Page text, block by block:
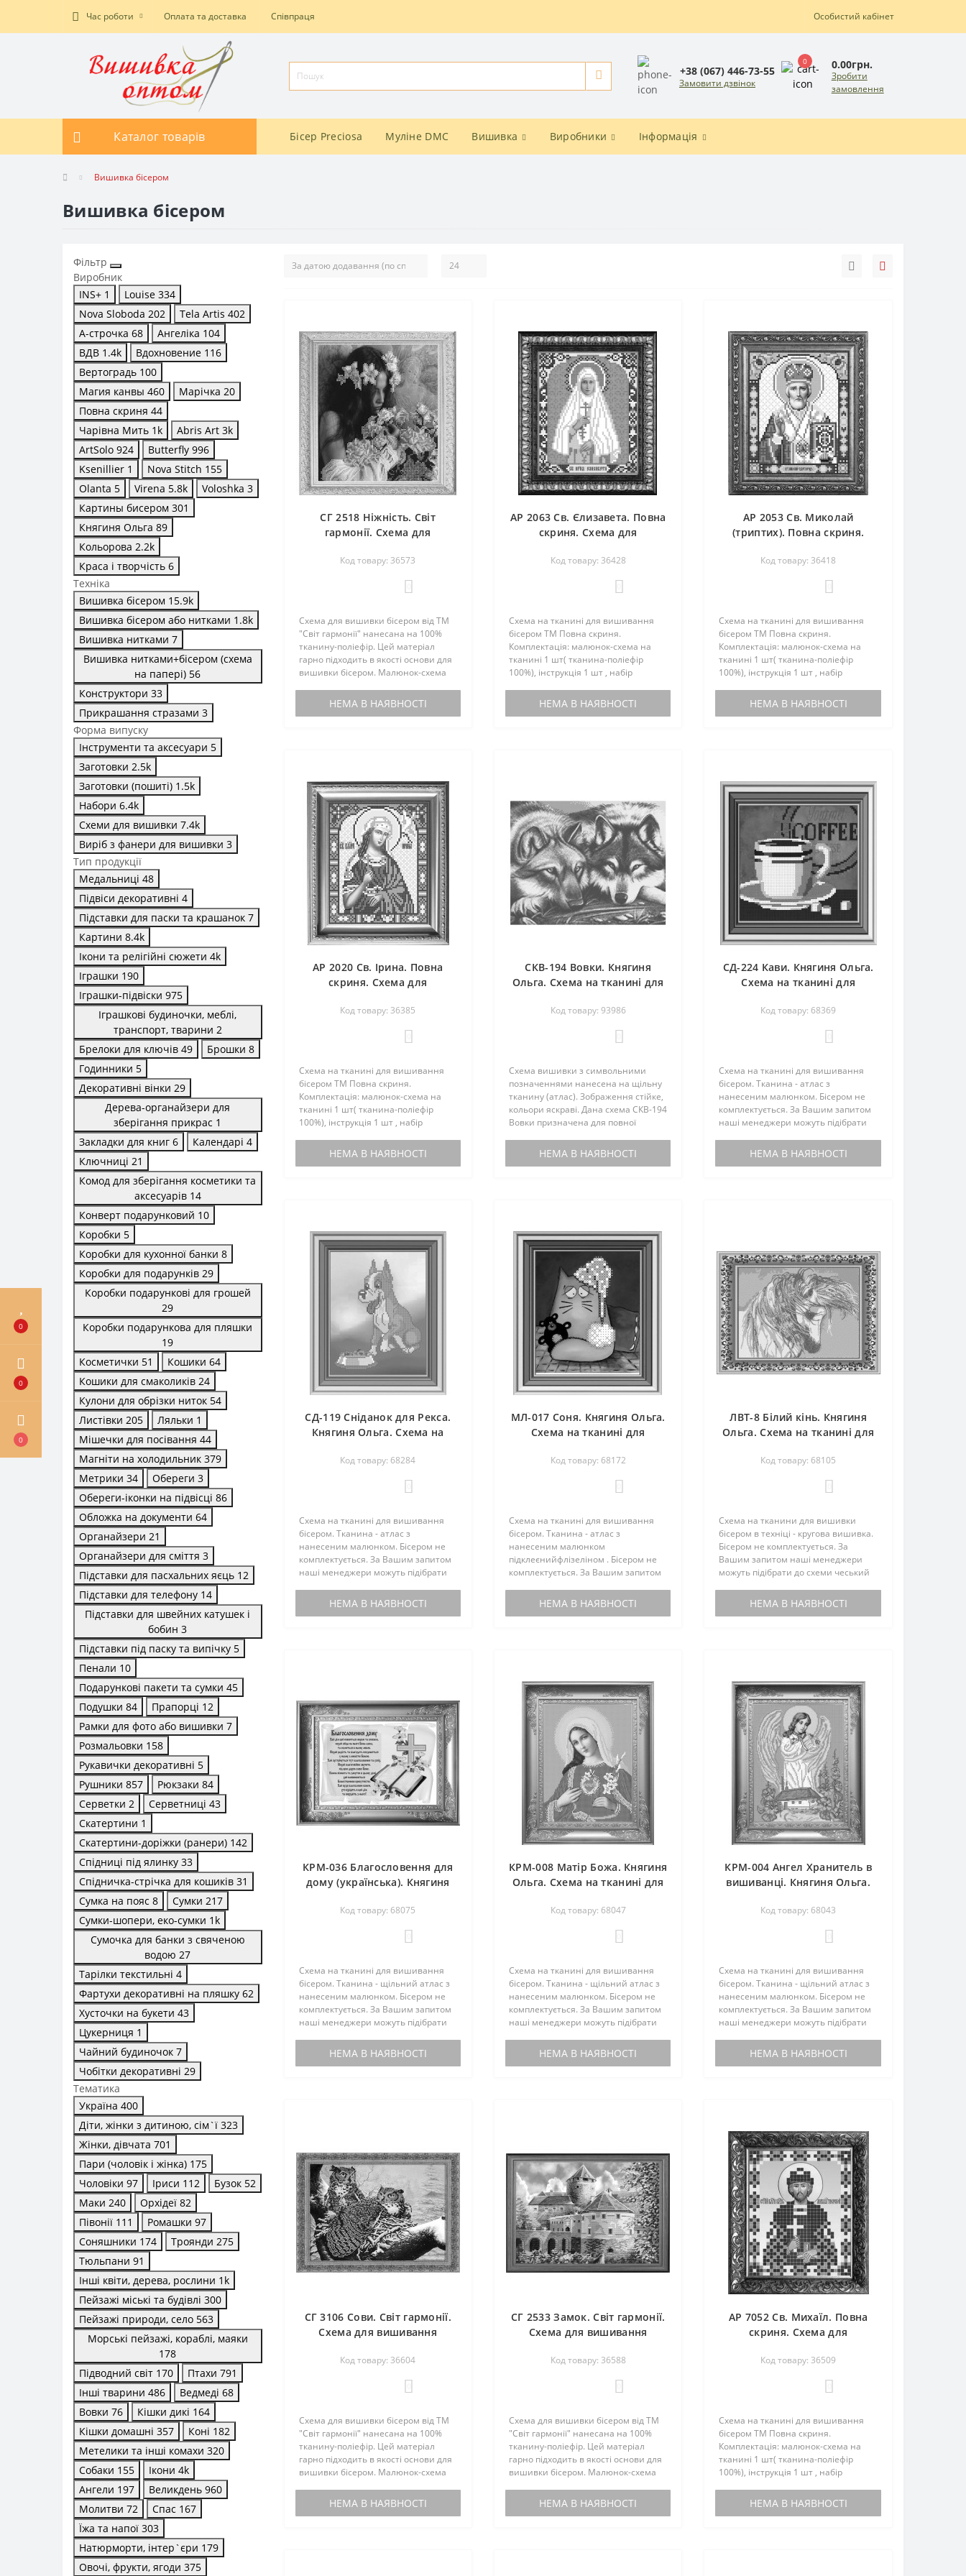
0
0
0
Час роботи Оплата та доставка Співпраця Особистий кабінет
+38 (067) 446-73-55
Замовити дзвінок
0 0.00грн.
Зробити
замовлення
Каталог товарів Бісер Preciosa Муліне DMC Вишивка Виробники Інформація
Вишивка бісером
Вишивка бісером
Фільтр
Виробник
INS+ 1 Louise 334
Nova Sloboda 202 Tela Artis 402
А-строчка 68 Ангеліка 104
ВДВ 1.4k Вдохновение 116
Вертоградь 100
Магия канвы 460 Марічка 20
Повна скриня 44
Чарівна Мить 1 k Abris Art 3k
ArtSolo 924 Butterfly 996
Ksenillier 1 Nova Stitch 155
Olanta 5 Virena 5.8k Voloshka 3
Картины бисером 301
Княгиня Ольга 89
Кольорова 2.2k
Краса і творчість 6
Техніка
Вишивка бісером 15.9k
Вишивка бісером або нитками 1.8k
Вишивка нитками 7
Вишивка нитками+бісером (схема
на папері) 56
Конструктори 33
Прикрашання стразами 3
Форма випуску
Інструменти та аксесуари 5
Заготовки 2.5k
Заготовки (пошиті) 1.5k
Набори 6.4k
Схеми для вишивки 7.4k
Виріб з фанери для вишивки 3
Тип продукції
Медальниці 48
Підвіси декоративні 4
Підставки для паски та крашанок 7
Картини 8.4k
Ікони та релігійні сюжети 4k
Іграшки 190
Іграшки-підвіски 975
Іграшкові будиночки, меблі,
транспорт, тварини 2
Брелоки для ключів 49 Брошки 8
Годинники 5
Декоративні вінки 29
Дерева-органайзери для
зберігання прикрас 1
Закладки для книг 6 Календарі 4
Ключниці 21
Комод для зберігання косметики та
аксесуарів 14
Конверт подарунковий 10
Коробки 5
Коробки для кухонної банки 8
Коробки для подарунків 29
Коробки подарункові для грошей
29
Коробки подарункова для пляшки
19
Косметички 51 Кошики 64
Кошики для смаколиків 24
Кулони для обрізки ниток 54
Листівки 205 Ляльки 1
Мішечки для посівання 44
Магніти на холодильник 379
Метрики 34 Обереги 3
Обереги-іконки на підвісці 86
Обложка на документи 64
Органайзери 21
Органайзери для сміття 3
Підставки для пасхальних яєць 12
Підставки для телефону 14
Підставки для швейних катушек і
бобин 3
Підставки під паску та випічку 5
Пенали 10
Подарункові пакети та сумки 45
Подушки 84 Прапорці 12
Рамки для фото або вишивки 7
Розмальовки 158
Рукавички декоративні 5
Рушники 857 Рюкзаки 84
Серветки 2 Серветниці 43
Скатертини 1
Скатертини-доріжки (ранери) 142
Спідниці під ялинку 33
Спідничка-стрічка для кошиків 31
Сумка на пояс 8 Сумки 217
Сумки-шопери, еко-сумки 1 k
Сумочка для банки з свяченою
водою 27
Тарілки текстильні 4
Фартухи декоративні на пляшку 62
Хусточки на букети 43
Цукерниця 1
Чайний будиночок 7
Чобітки декоративні 29
Тематика
Україна 400
Діти, жінки з дитиною, сім`ї 323
Жінки, дівчата 701
Пари (чоловік і жінка) 175
Чоловіки 97 Іриси 112 Бузок 52
Маки 240 Орхідеї 82
Півонії 111 Ромашки 97
Соняшники 174 Троянди 275
Тюльпани 91
Інші квіти, дерева, рослини 1 k
Пейзажі міські та будівлі 300
Пейзажі природи, село 563
Морські пейзажі, кораблі, маяки
178
Підводний світ 170 Птахи 791
Інші тварини 486 Ведмеді 68
Вовки 76 Кішки дикі 164
Кішки домашні 357 Коні 182
Метелики та інші комахи 320
Собаки 155 Ікони 4k
Ангели 197 Великдень 960
Молитви 72 Спас 167
Їжа та напої 303
Натюрморти, інтер`єри 179
Овочі, фрукти, ягоди 375
СГ 2518 Ніжність. Світ
гармонії. Схема для
Код товару: 36573
Схема для вишивки бісером від ТМ
"Світ гармонії" нанесана на 100%
тканину-поліефір. Цей матеріал
гарно підходить в якості основи для
вишивки бісером. Малюнок-схема
вишивки. Бісером не
комплектується. По вашому запиту,
НЕМА В НАЯВНОСТІ
АР 2063 Св. Єлизавета. Повна
скриня. Схема для
Код товару: 36428
Схема на тканині для вишивання
бісером ТМ Повна скриня.
Комплектація: малюнок-схема на
тканині 1 шт( тканина-поліефір
100%), інструкція 1 шт , набір
НЕМА В НАЯВНОСТІ
АР 2053 Св. Миколай
(триптих). Повна скриня.
бісером
Код товару: 36418
Схема на тканині для вишивання
бісером ТМ Повна скриня.
Комплектація: малюнок-схема на
тканині 1 шт( тканина-поліефір
100%), інструкція 1 шт , набір
комплектується.Расшифровка
бісеру(Preciosa): №Номер
НЕМА В НАЯВНОСТІ
АР 2020 Св. Ірина. Повна
скриня. Схема для
Код товару: 36385
Схема на тканині для вишивання
бісером ТМ Повна скриня.
Комплектація: малюнок-схема на
тканині 1 шт( тканина-поліефір
100%), інструкція 1 шт , набір
комплектується.Расшифровка
бісеру(Preciosa): №Номер
НЕМА В НАЯВНОСТІ
СКВ-194 Вовки. Княгиня
Ольга. Схема на тканині для
Код товару: 93986
Схема вишивки з символьними
позначеннями нанесена на щільну
тканину (атлас). Зображення стійке,
кольори яскраві. Дана схема СКВ-194
Вовки призначена для повної
входить. Але при бажанні наші
менеджери можуть укомпле..
НЕМА В НАЯВНОСТІ
СД-224 Кави. Княгиня Ольга.
Схема на тканині для
Код товару: 68369
Схема на тканині для вишивання
бісером. Тканина - атлас з
нанесеним малюнком. Бісером не
комплектується. За Вашим запитом
наші менеджери можуть підібрати
НЕМА В НАЯВНОСТІ
СД-119 Сніданок для Рекса.
Княгиня Ольга. Схема на
бісером
Код товару: 68284
Схема на тканині для вишивання
бісером. Тканина - атлас з
нанесеним малюнком. Бісером не
комплектується. За Вашим запитом
наші менеджери можуть підібрати
НЕМА В НАЯВНОСТІ
МЛ-017 Соня. Княгиня Ольга.
Схема на тканині для
Код товару: 68172
Схема на тканині для вишивання
бісером. Тканина - атлас з
нанесеним малюнком
підклеєнийфлізеліном . Бісером не
комплектується. За Вашим запитом
до схеми чеський бісер...
НЕМА В НАЯВНОСТІ
ЛВТ-8 Білий кінь. Княгиня
Ольга. Схема на тканині для
Код товару: 68105
Схема на тканини для вишивки
бісером в техніці - кругова вишивка.
Бісером не комплектується. За
Вашим запитом наші менеджери
можуть підібрати до схеми чеський
НЕМА В НАЯВНОСТІ
КРМ-036 Благословення для
дому (українська). Княгиня
вишивання бісером
Код товару: 68075
Схема на тканині для вишивання
бісером. Тканина - щільний атлас з
нанесеним малюнком. Бісером не
комплектується. За Вашим запитом
наші менеджери можуть підібрати
НЕМА В НАЯВНОСТІ
КРМ-008 Матір Божа. Княгиня
Ольга. Схема на тканині для
Код товару: 68047
Схема на тканині для вишивання
бісером. Тканина - щільний атлас з
нанесеним малюнком. Бісером не
комплектується. За Вашим запитом
наші менеджери можуть підібрати
НЕМА В НАЯВНОСТІ
КРМ-004 Ангел Хранитель в
вишиванці. Княгиня Ольга.
вишивання бісером
Код товару: 68043
Схема на тканині для вишивання
бісером. Тканина - щільний атлас з
нанесеним малюнком. Бісером не
комплектується. За Вашим запитом
наші менеджери можуть підібрати
НЕМА В НАЯВНОСТІ
СГ 3106 Сови. Світ гармонії.
Схема для вишивання
Код товару: 36604
Схема для вишивки бісером від ТМ
"Світ гармонії" нанесана на 100%
тканину-поліефір. Цей матеріал
гарно підходить в якості основи для
вишивки бісером. Малюнок-схема
вишивки. Бісером не
комплектується. По вашому запиту,
НЕМА В НАЯВНОСТІ
СГ 2533 Замок. Світ гармонії.
Схема для вишивання
Код товару: 36588
Схема для вишивки бісером від ТМ
"Світ гармонії" нанесана на 100%
тканину-поліефір. Цей матеріал
гарно підходить в якості основи для
вишивки бісером. Малюнок-схема
вишивки. Бісером не
комплектується. По вашому запиту,
НЕМА В НАЯВНОСТІ
АР 7052 Св. Михаїл. Повна
скриня. Схема для
Код товару: 36509
Схема на тканині для вишивання
бісером ТМ Повна скриня.
Комплектація: малюнок-схема на
тканині 1 шт( тканина-поліефір
100%), інструкція 1 шт , набір
комплектується.Расшифровка
бісеру(Preciosa): №Номер
НЕМА В НАЯВНОСТІ